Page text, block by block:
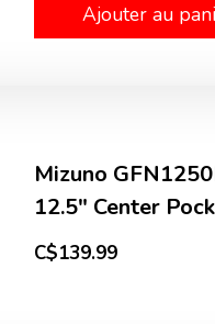
Ajouter au
Mizuno
12.5" Center
C$139.99